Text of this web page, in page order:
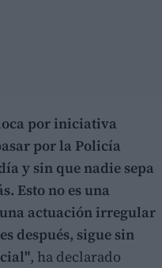
por iniciativa
por la Policía
y sin que nadie sepa
Esto no es una
actuación irregular
después, sigue sin
, ha declarado